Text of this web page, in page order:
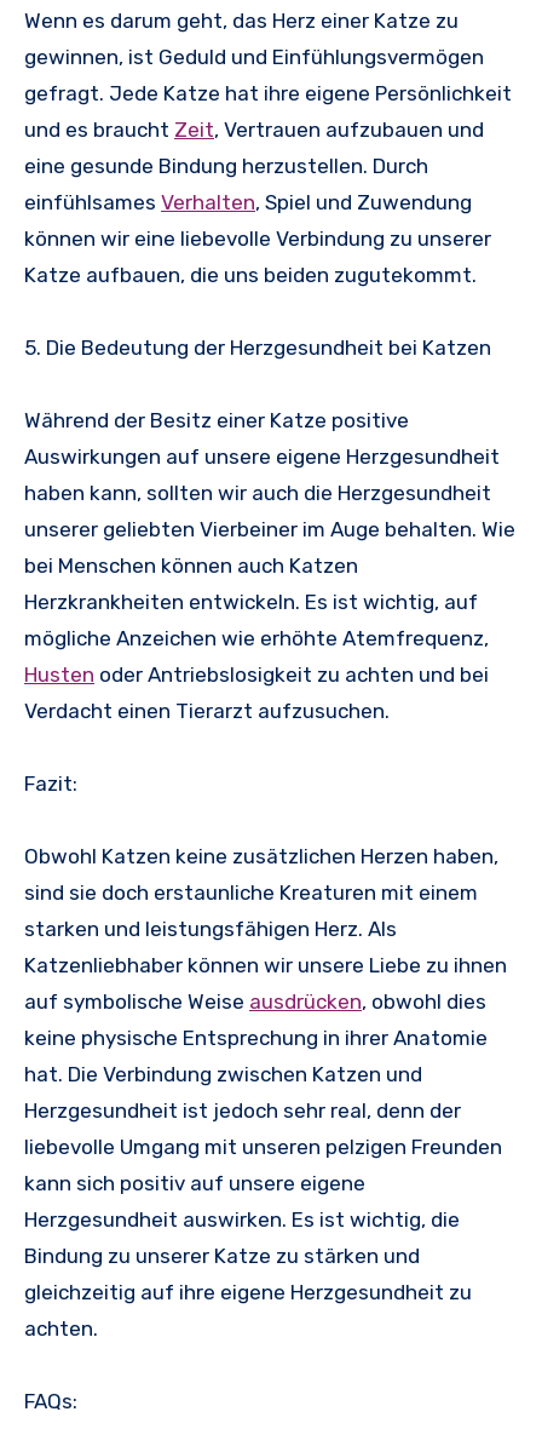
Wenn es darum geht, das Herz einer Katze zu
gewinnen, ist Geduld und Einfühlungsvermögen
gefragt. Jede Katze hat ihre eigene Persönlichkeit
und es braucht Zeit, Vertrauen aufzubauen und
eine gesunde Bindung herzustellen. Durch
einfühlsames Verhalten, Spiel und Zuwendung
können wir eine liebevolle Verbindung zu unserer
Katze aufbauen, die uns beiden zugutekommt.
5. Die Bedeutung der Herzgesundheit bei Katzen
Während der Besitz einer Katze positive
Auswirkungen auf unsere eigene Herzgesundheit
haben kann, sollten wir auch die Herzgesundheit
unserer geliebten Vierbeiner im Auge behalten. Wie
bei Menschen können auch Katzen
Herzkrankheiten entwickeln. Es ist wichtig, auf
mögliche Anzeichen wie erhöhte Atemfrequenz,
Husten oder Antriebslosigkeit zu achten und bei
Verdacht einen Tierarzt aufzusuchen.
Fazit:
Obwohl Katzen keine zusätzlichen Herzen haben,
sind sie doch erstaunliche Kreaturen mit einem
starken und leistungsfähigen Herz. Als
Katzenliebhaber können wir unsere Liebe zu ihnen
auf symbolische Weise ausdrücken, obwohl dies
keine physische Entsprechung in ihrer Anatomie
hat. Die Verbindung zwischen Katzen und
Herzgesundheit ist jedoch sehr real, denn der
liebevolle Umgang mit unseren pelzigen Freunden
kann sich positiv auf unsere eigene
Herzgesundheit auswirken. Es ist wichtig, die
Bindung zu unserer Katze zu stärken und
gleichzeitig auf ihre eigene Herzgesundheit zu
achten.
FAQs: